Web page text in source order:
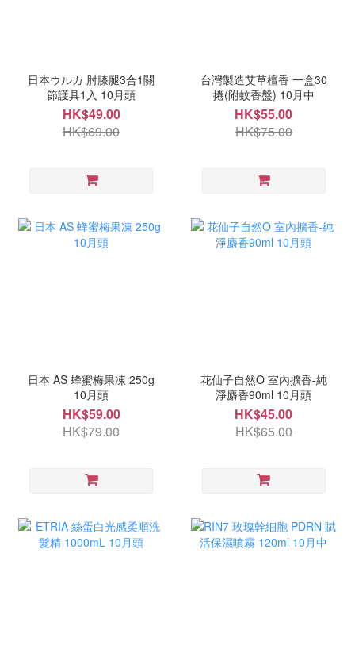
日本ウルカ 肘膝腿3合1關
節護具1入 10月頭
HK$49.00
HK$69.00
台灣製造艾草檀香 一盒30
捲(附蚊香盤) 10月中
HK$55.00
HK$75.00
日本 AS 蜂蜜梅果凍 250g
10月頭
HK$59.00
HK$79.00
花仙子自然O 室內擴香-純
淨麝香90ml 10月頭
HK$45.00
HK$65.00